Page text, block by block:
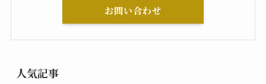
お問い合わせ
人気記事